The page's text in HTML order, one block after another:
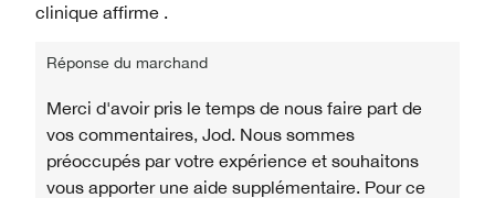
clinique affirme .
Réponse du marchand
Merci d'avoir pris le temps de nous faire part de
vos commentaires, Jod. Nous sommes
préoccupés par votre expérience et souhaitons
vous apporter une aide supplémentaire. Pour ce